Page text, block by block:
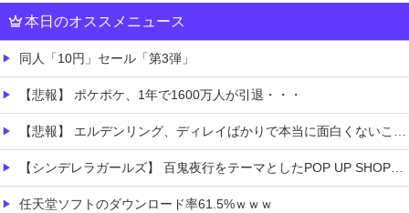
本日のオススメニュース
同人「10円」セール「第3弾」
【悲報】 ポケポケ、1年で1600万人が引退・・・
【悲報】 エルデンリング、ディレイばかりで本当に面白くないこのゲーム←賛同の声が多数…
【シンデレラガールズ】 百鬼夜行をテーマとしたPOP UP SHOPが東京・大阪にて開催
任天堂ソフトのダウンロード率61.5%ｗｗｗ